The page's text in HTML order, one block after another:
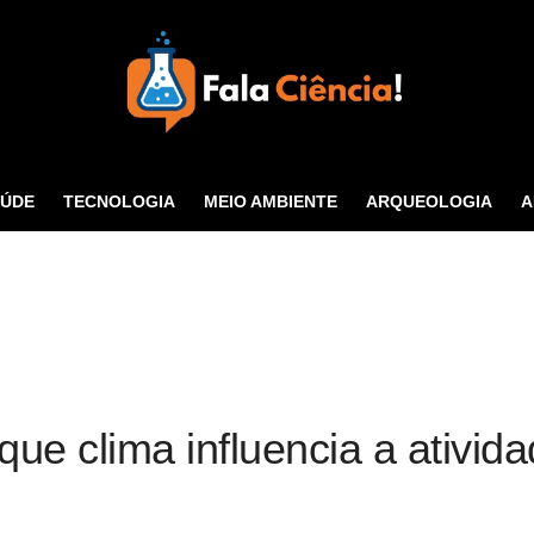
Tecnologia
TECNOLOGIA MEIO AMBIENTE ARQUEOLOGIA
clima influencia a